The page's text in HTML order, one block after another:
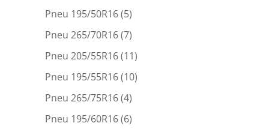
Pneu 195/50R16(5)
Pneu 265/70R16(7)
Pneu 205/55R16(11)
Pneu 195/55R16(10)
Pneu 265/75R16(4)
Pneu 195/60R16(6)